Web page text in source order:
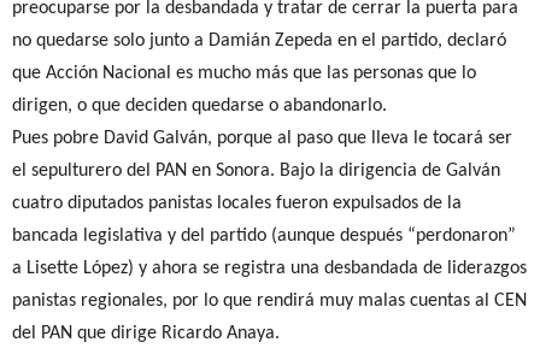
preocuparse por la desbandada y tratar de cerrar la puerta para
no quedarse solo junto a Damián Zepeda en el partido, declaró
que Acción Nacional es mucho más que las personas que lo
dirigen, o que deciden quedarse o abandonarlo.
Pues pobre David Galván, porque al paso que lleva le tocará ser
el sepulturero del PAN en Sonora. Bajo la dirigencia de Galván
cuatro diputados panistas locales fueron expulsados de la
bancada legislativa y del partido (aunque después “perdonaron”
a Lisette López) y ahora se registra una desbandada de liderazgos
panistas regionales, por lo que rendirá muy malas cuentas al CEN
del PAN que dirige Ricardo Anaya.